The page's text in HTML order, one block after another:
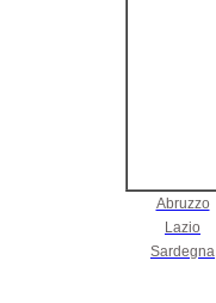
Abruzzo
Lazio
Sardegna